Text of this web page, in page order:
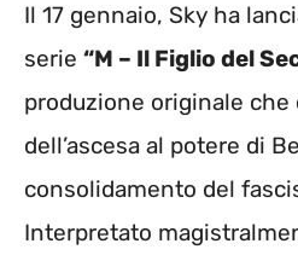
Il 17 gennaio, Sky ha
serie “M – Il Figlio del
produzione originale
dell’ascesa al potere di
consolidamento del
Interpretato